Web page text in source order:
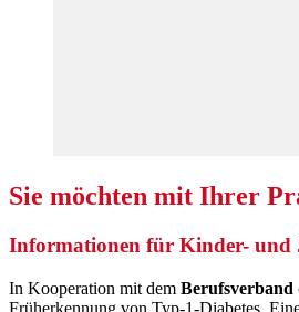
Sie möchten mit Ihrer
Informationen für Kinder- und
In Kooperation mit dem
Früherkennung von Typ-1-Diabetes.